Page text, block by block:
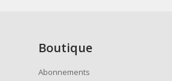
Boutique
Abonnements